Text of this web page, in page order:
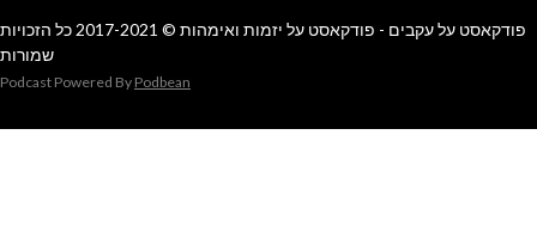
פודקאסט על עקבים - פודקאסט על יזמות ואימהות © 2017-2021 כל הזכויות
שמורות
Podcast Powered By Podbean